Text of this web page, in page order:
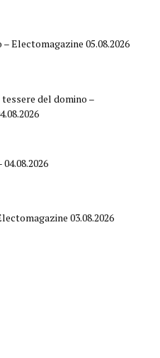
Electomagazine 05.08.2026
del domino –
03.08.2026